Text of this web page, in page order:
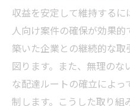
収益を安定して維持する
人向け案件の確保が効果
築いた企業との継続的な
図ります。また、無理の
な配達ルートの確立によ
制します。こうした取り組